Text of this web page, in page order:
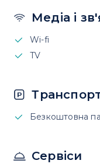
Медіа і
Wi-fi
TV
Безкоштовна
Сервіси